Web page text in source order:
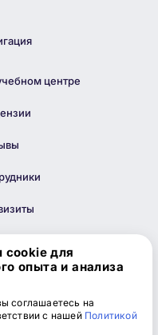
центре
cookie для
опыта и анализа
соглашаетесь на
с нашей Политикой